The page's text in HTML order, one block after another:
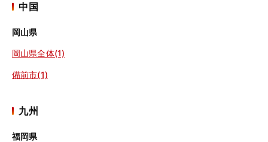
中国
岡山県
岡山県全体(1)
備前市(1)
九州
福岡県